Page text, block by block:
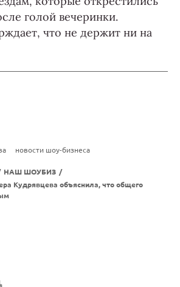
голой вечеринки.
что не держит ни на
новости шоу-бизнеса
НАШ ШОУБИЗ /
Кудрявцева объяснила, что общего